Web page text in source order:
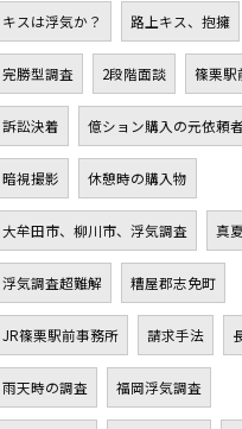
キスは浮気か？ 路上キス、抱擁
完勝型調査 2段階面談 篠栗駅
訴訟決着 億ション購入の元依頼
暗視撮影 休憩時の購入物
大牟田市、柳川市、浮気調査 真
浮気調査超難解 糟屋郡志免町
JR篠栗駅前事務所 請求手法
雨天時の調査 福岡浮気調査